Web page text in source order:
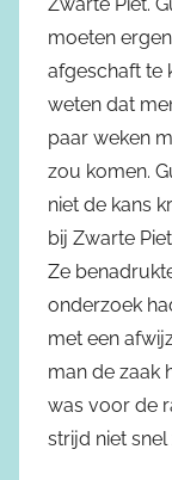
moeten
afgeschaft te
weten dat
paar weken
zou komen.
niet de kans
bij Zwarte
Ze
onderzoek
met een
man de zaak
was voor de
strijd niet